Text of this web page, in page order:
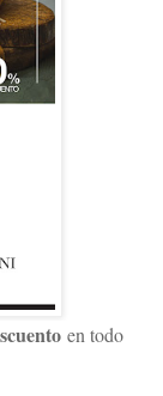
en todo